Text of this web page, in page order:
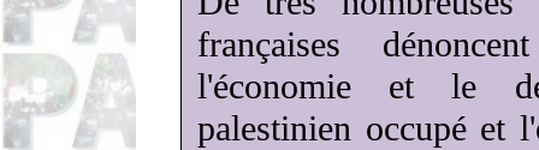
françaises
l'économie et le
palestinien occupé et